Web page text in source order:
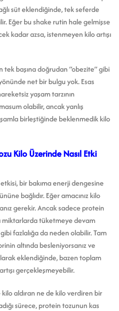
süt eklendiğinde, tek seferde
Eğer bu shake rutin hale gelmişse
kadar azsa, istenmeyen kilo artışı
başına doğrudan “obezite” gibi
net bir bulgu yok. Esas
yaşam tarzının
olabilir, ancak yanlış
birleştiğinde beklenmedik kilo
Kilo Üzerinde Nasıl Etki
bir bakıma enerji dengesine
bağlıdır. Eğer amacınız kilo
gerekir. Ancak sadece protein
miktarlarda tüketmeye devam
fazlalığa da neden olabilir. Tam
altında besleniyorsanız ve
eklendiğinde, bazen toplam
gerçekleşmeyebilir.
aldıran ne de kilo verdiren bir
sürece, protein tozunun kas